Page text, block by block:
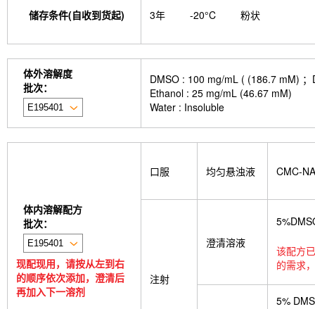
储存条件(自收到货起) 3年 -20°C 粉状
体外溶解度
批次：
DMSO : 100 mg/mL ( (186.7 mM)
Ethanol : 25 mg/mL (46.67 mM)
Water : Insoluble
体内溶解配方
批次：
现配现用，请按从左到右
的顺序依次添加，澄清后
再加入下一溶剂
口服 均匀悬浊液 CMC-NA
注射
澄清溶液
该配方
的需求
5%